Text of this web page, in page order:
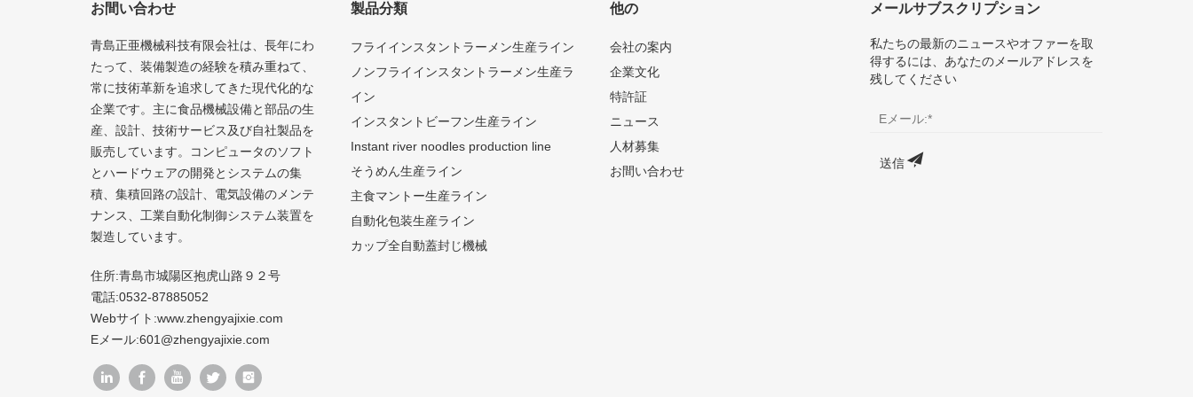
お間い合わせ
青島正亜機械科技有限会社は、長年にわ
たって、装備製造の経験を積み重ねて、
常に技術革新を追求してきた現代化的な
企業です。主に食品機械設備と部品の生
産、設計、技術サービス及び自社製品を
販売しています。コンピュータのソフト
とハードウェアの開発とシステムの集
積、集積回路の設計、電気設備のメンテ
ナンス、工業自動化制御システム装置を
製造しています。
住所:青島市城陽区抱虎山路９２号
電話:0532-87885052
Webサイト:www.zhengyajixie.com
Eメール:601@zhengyajixie.com
製品分類
フライインスタントラーメン生産ライン
ノンフライインスタントラーメン生産ラ
イン
インスタントビーフン生産ライン
Instant river noodles production line
そうめん生産ライン
主食マントー生産ライン
自動化包装生産ライン
カップ全自動蓋封じ機械
他の
会社の案内
企業文化
特許証
ニュース
人材募集
お間い合わせ
メールサブスクリプション
私たちの最新のニュースやオファーを取
得するには、あなたのメールアドレスを
残してください
送信